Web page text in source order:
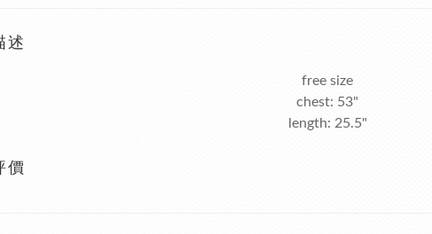
述
free size
chest: 53"
length: 25.5"
價